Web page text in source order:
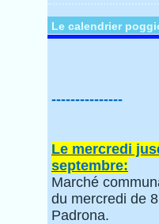
Le calendrier
---------------
Le mercredi
septembre:
Marché
du mercredi de
Padrona.